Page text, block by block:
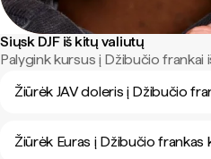
Siųsk DJF iš kitų valiutų
Palygink kursus į Džibučio frankai
Žiūrėk JAV doleris į Džibučio
Žiūrėk Euras į Džibučio frankas